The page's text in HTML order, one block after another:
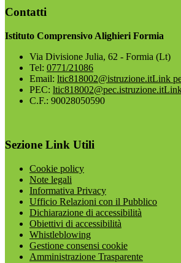
Contatti
Istituto Comprensivo Alighieri Formia
Via Divisione Julia, 62 - Formia (Lt)
Tel: 0771/21086
Email: ltic818002@istruzione.itLink
PEC: ltic818002@pec.istruzione.it
C.F.: 90028050590
Sezione Link Utili
Cookie policy
Note legali
Informativa Privacy
Ufficio Relazioni con il Pubblico
Dichiarazione di accessibilità
Obiettivi di accessibilità
Whistleblowing
Gestione consensi cookie
Amministrazione Trasparente